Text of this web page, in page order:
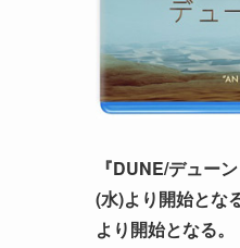
『DUNE/デュー
(水)より開始とな
より開始となる。